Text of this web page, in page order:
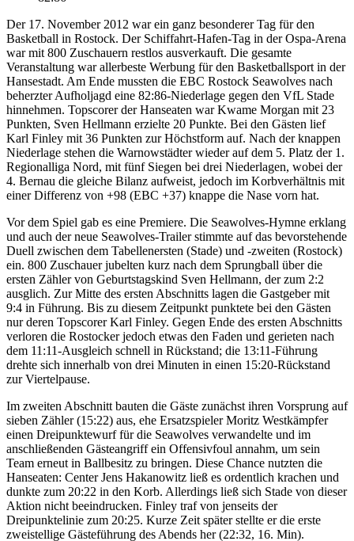
Der 17. November 2012 war ein ganz besonderer Tag für den
Basketball in Rostock. Der Schiffahrt-Hafen-Tag in der Ospa-Arena
war mit 800 Zuschauern restlos ausverkauft. Die gesamte
Veranstaltung war allerbeste Werbung für den Basketballsport in der
Hansestadt. Am Ende mussten die EBC Rostock Seawolves nach
beherzter Aufholjagd eine 82:86-Niederlage gegen den VfL Stade
hinnehmen. Topscorer der Hanseaten war Kwame Morgan mit 23
Punkten, Sven Hellmann erzielte 20 Punkte. Bei den Gästen lief
Karl Finley mit 36 Punkten zur Höchstform auf. Nach der knappen
Niederlage stehen die Warnowstädter wieder auf dem 5. Platz der 1.
Regionalliga Nord, mit fünf Siegen bei drei Niederlagen, wobei der
4. Bernau die gleiche Bilanz aufweist, jedoch im Korbverhältnis mit
einer Differenz von +98 (EBC +37) knappe die Nase vorn hat.
Vor dem Spiel gab es eine Premiere. Die Seawolves-Hymne erklang
und auch der neue Seawolves-Trailer stimmte auf das bevorstehende
Duell zwischen dem Tabellenersten (Stade) und -zweiten (Rostock)
ein. 800 Zuschauer jubelten kurz nach dem Sprungball über die
ersten Zähler von Geburtstagskind Sven Hellmann, der zum 2:2
ausglich. Zur Mitte des ersten Abschnitts lagen die Gastgeber mit
9:4 in Führung. Bis zu diesem Zeitpunkt punktete bei den Gästen
nur deren Topscorer Karl Finley. Gegen Ende des ersten Abschnitts
verloren die Rostocker jedoch etwas den Faden und gerieten nach
dem 11:11-Ausgleich schnell in Rückstand; die 13:11-Führung
drehte sich innerhalb von drei Minuten in einen 15:20-Rückstand
zur Viertelpause.
Im zweiten Abschnitt bauten die Gäste zunächst ihren Vorsprung auf
sieben Zähler (15:22) aus, ehe Ersatzspieler Moritz Westkämpfer
einen Dreipunktewurf für die Seawolves verwandelte und im
anschließenden Gästeangriff ein Offensivfoul annahm, um sein
Team erneut in Ballbesitz zu bringen. Diese Chance nutzten die
Hanseaten: Center Jens Hakanowitz ließ es ordentlich krachen und
dunkte zum 20:22 in den Korb. Allerdings ließ sich Stade von dieser
Aktion nicht beeindrucken. Finley traf von jenseits der
Dreipunktelinie zum 20:25. Kurze Zeit später stellte er die erste
zweistellige Gästeführung des Abends her (22:32, 16. Min).